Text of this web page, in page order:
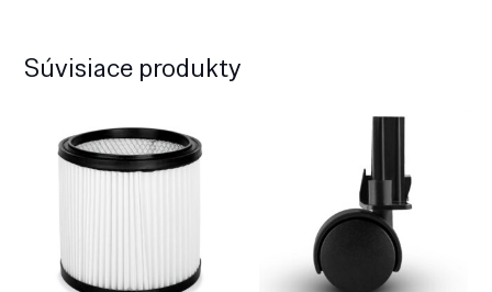
Súvisiace produkty